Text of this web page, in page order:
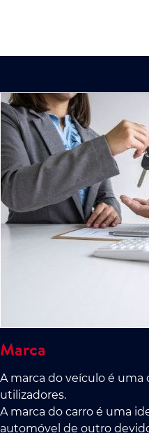
Marca
A marca do veículo é
utilizadores.
A marca do carro é uma
automóvel de outro